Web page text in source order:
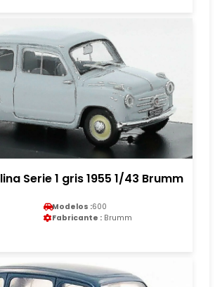
Serie 1 gris 1955 1/43 Brumm
Modelos :600
Fabricante : Brumm